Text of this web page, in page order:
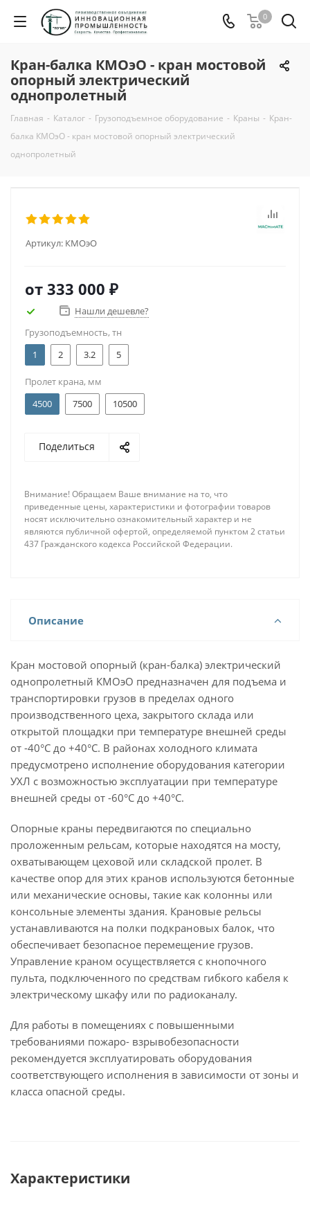
0
Кран-балка КМОэО - кран мостовой
опорный электрический
однопролетный
Главная - Каталог - Грузоподъемное оборудование - Краны - Кран-
балка КМОэО - кран мостовой опорный электрический
однопролетный
Артикул: КМОэО
от 333 000 ₽
Нашли дешевле?
Грузоподъемность, тн
1
2 3.2 5
Пролет крана, мм
4500
7500 10500
Поделиться
Внимание! Обращаем Ваше внимание на то, что
приведенные цены, характеристики и фотографии товаров
носят исключительно ознакомительный характер и не
являются публичной офертой, определяемой пунктом 2 статьи
437 Гражданского кодекса Российской Федерации.
Описание
Кран мостовой опорный (кран-балка) электрический
однопролетный КМОэО предназначен для подъема и
транспортировки грузов в пределах одного
производственного цеха, закрытого склада или
открытой площадки при температуре внешней среды
от -40°С до +40°С. В районах холодного климата
предусмотрено исполнение оборудования категории
УХЛ с возможностью эксплуатации при температуре
внешней среды от -60°С до +40°С.
Опорные краны передвигаются по специально
проложенным рельсам, которые находятся на мосту,
охватывающем цеховой или складской пролет. В
качестве опор для этих кранов используются бетонные
или механические основы, такие как колонны или
консольные элементы здания. Крановые рельсы
устанавливаются на полки подкрановых балок, что
обеспечивает безопасное перемещение грузов.
Управление краном осуществляется с кнопочного
пульта, подключенного по средствам гибкого кабеля к
электрическому шкафу или по радиоканалу.
Для работы в помещениях с повышенными
требованиями пожаро- взрывобезопасности
рекомендуется эксплуатировать оборудования
соответствующего исполнения в зависимости от зоны и
класса опасной среды.
Характеристики